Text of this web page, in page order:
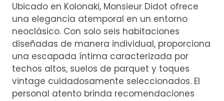
Ubicado en Kolonaki, Monsieur Didot ofrece
una elegancia atemporal en un entorno
neoclásico. Con solo seis habitaciones
diseñadas de manera individual, proporciona
una escapada íntima caracterizada por
techos altos, suelos de parquet y toques
vintage cuidadosamente seleccionados. El
personal atento brinda recomendaciones